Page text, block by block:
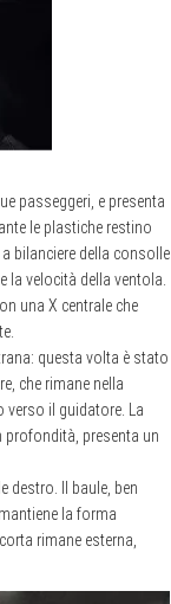
passeggeri, e presenta
le plastiche restino
bilanciere della consolle
la velocità della ventola.
una X centrale che
questa volta è stato
che rimane nella
il guidatore. La
profondità, presenta un
destro. Il baule, ben
la forma
rimane esterna,